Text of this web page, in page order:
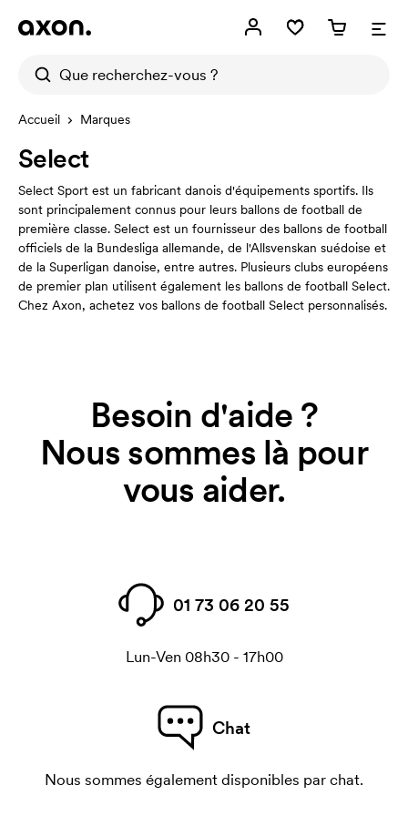
Accueil Marques
Select
Select Sport est un fabricant danois d'équipements sportifs. Ils
sont principalement connus pour leurs ballons de football de
première classe. Select est un fournisseur des ballons de football
officiels de la Bundesliga allemande, de l'Allsvenskan suédoise et
de la Superligan danoise, entre autres. Plusieurs clubs européens
de premier plan utilisent également les ballons de football Select.
Chez Axon, achetez vos ballons de football Select personnalisés.
Besoin d'aide ?
Nous sommes là pour
vous aider.
01 73 06 20 55
Lun-Ven 08h30 - 17h00
Chat
Nous sommes également disponibles par chat.